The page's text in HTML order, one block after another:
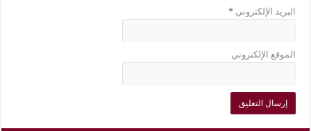
البريد الإلكتروني*
الموقع الإلكتروني